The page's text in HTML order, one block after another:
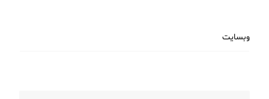
وبسایت